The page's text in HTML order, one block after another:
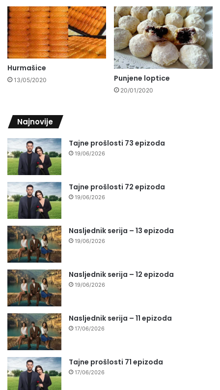
Hurmašice
13/05/2020 Punjene loptice
20/01/2020
Najnovije
Tajne prošlosti 73 epizoda
19/06/2026
Tajne prošlosti 72 epizoda
19/06/2026
Nasljednik serija – 13 epizoda
19/06/2026
Nasljednik serija – 12 epizoda
19/06/2026
Nasljednik serija – 11 epizoda
17/06/2026
Tajne prošlosti 71 epizoda
17/06/2026